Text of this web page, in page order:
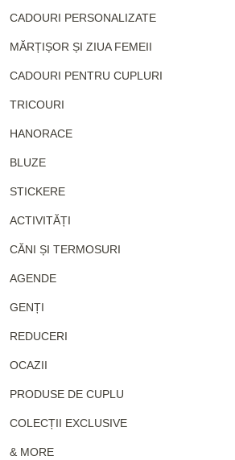
CADOURI PERSONALIZATE
MĂRȚIȘOR ȘI ZIUA FEMEII
CADOURI PENTRU CUPLURI
TRICOURI
HANORACE
BLUZE
STICKERE
ACTIVITĂȚI
CĂNI ȘI TERMOSURI
AGENDE
GENȚI
REDUCERI
OCAZII
PRODUSE DE CUPLU
COLECȚII EXCLUSIVE
& MORE